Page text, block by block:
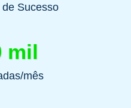
Sucesso
mil
mês